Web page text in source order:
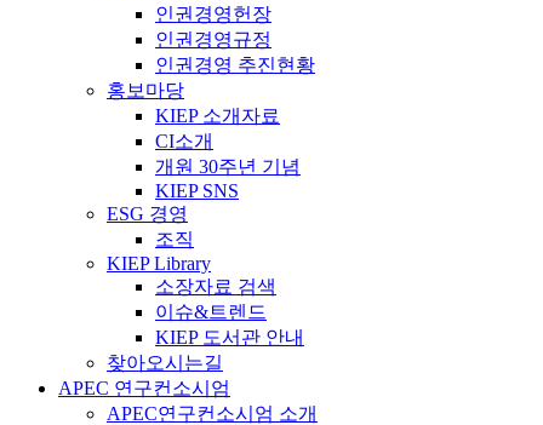
인권경영헌장
인권경영규정
인권경영 추진현황
홍보마당
KIEP 소개자료
CI소개
개원 30주년 기념
KIEP SNS
ESG 경영
조직
KIEP Library
소장자료 검색
이슈&트렌드
KIEP 도서관 안내
찾아오시는길
APEC 연구컨소시엄
APEC연구컨소시엄 소개